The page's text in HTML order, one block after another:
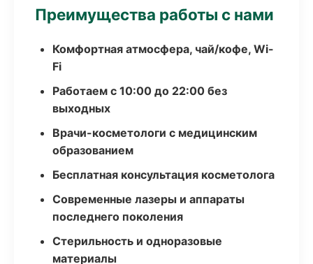
Преимущества работы с нами
Комфортная атмосфера, чай/кофе, Wi-
Fi
Работаем с 10:00 до 22:00 без
выходных
Врачи-косметологи с медицинским
образованием
Бесплатная консультация косметолога
Современные лазеры и аппараты
последнего поколения
Стерильность и одноразовые
материалы